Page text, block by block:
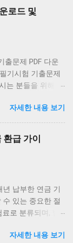
버전 재설치: 구
색 → [삭제] → [다
설치 전 카카오톡
. 아이폰(iOS)에서
구 불가능 (앱스
대화 내역은
에서 카카오톡 업
자동 업데이트
능 (APK 설치, 보
재설치) 아이폰
) PC 불가능 가
항 구버전 카카오
로드 및
출문제 PDF 다운
기시험 기출문제
는 분들을 위해 최
다운로드하실 수
용(문제만), 해설
양한 학습 방식
드 전자문제집
출문제를 풀어볼
요. 이동 중에도
전기사 시험과목
의 과목으로 구성
안전공학 기계
과목당 20문항이
자세한 내용 보기
환급 가이
납부한 연금 기
있는 중요한 절
로 분류되며, 별
및 유의사항을
자세한 내용 보기